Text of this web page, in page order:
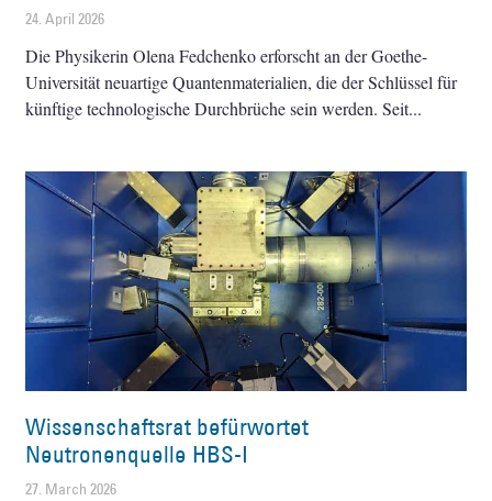
24. April 2026
Die Physikerin Olena Fedchenko erforscht an der Goethe-
Universität neuartige Quantenmaterialien, die der Schlüssel für
künftige technologische Durchbrüche sein werden. Seit
Wissenschaftsrat befürwortet
Neutronenquelle HBS-I
27. March 2026